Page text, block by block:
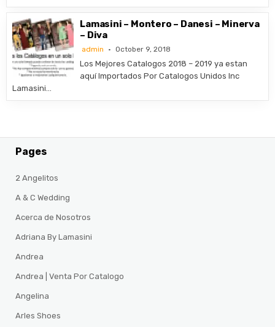
Lamasini – Montero – Danesi – Minerva
– Diva
admin October 9, 2018
Los Mejores Catalogos 2018 – 2019 ya estan
aquí Importados Por Catalogos Unidos Inc
Lamasini…
Pages
2 Angelitos
A & C Wedding
Acerca de Nosotros
Adriana By Lamasini
Andrea
Andrea | Venta Por Catalogo
Angelina
Arles Shoes